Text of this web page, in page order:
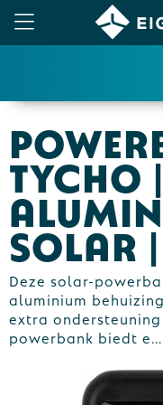
Gezichtsmaskers
Werkkleding
Sportkleding &
T-Shirts
Sweaters
Vesten
Relatiepakketten
Tassen
Anti-stress
Bidons en
Elektronica,
Feestartikelen
Huis, Tuin en
Custom made
Custom made
Sportkratten &
Custom-made
Custom-made
Custom-made
Custom-made
Binnenreclame
Buitenreclame
Vlaggen
Beurs &
Drukwerk
Tycho |
Solar |
Deze solar-
aluminium
extra
powerbank biedt e